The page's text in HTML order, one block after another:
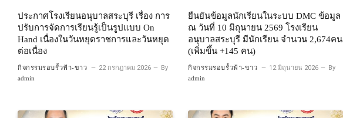
ประกาศโรงเรียนอนุบาลสระบุรี เรื่อง การ
ปรับการจัดการเรียนรู้เป็นรูปแบบ On
Hand เนื่องในวันหยุดราชการและวันหยุด
ต่อเนื่อง
กิจกรรมรอบรั้วฟ้า-ขาว 22 กรกฎาคม 2026 By
admin
ยืนยันข้อมูลนักเรียนในระบบ DMC ข้อมูล
ณ วันที่ 10 มิถุนายน 2569 โรงเรียน
อนุบาลสระบุรี มีนักเรียน จำนวน 2,674คน
(เพิ่มขึ้น +145 คน)
กิจกรรมรอบรั้วฟ้า-ขาว 12 มิถุนายน 2026 By
admin